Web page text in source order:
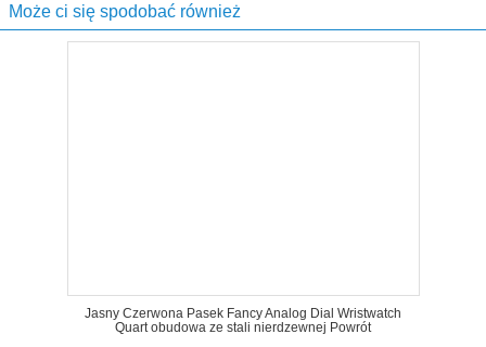
Może ci się spodobać również
Jasny Czerwona Pasek Fancy Analog Dial Wristwatch
Quart obudowa ze stali nierdzewnej Powrót